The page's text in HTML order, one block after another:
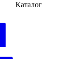
Каталог